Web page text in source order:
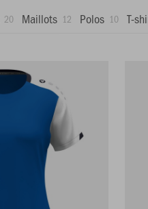
20 Maillots 12 Polos 10 T-